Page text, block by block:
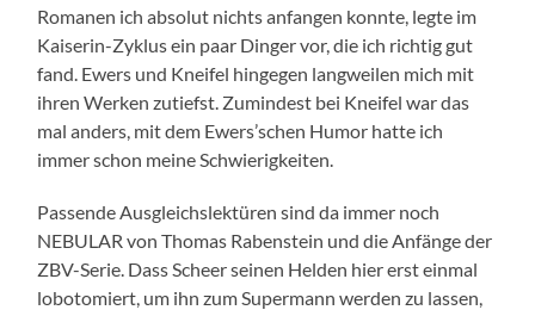
Romanen ich absolut nichts anfangen konnte, legte im
Kaiserin-Zyklus ein paar Dinger vor, die ich richtig gut
fand. Ewers und Kneifel hingegen langweilen mich mit
ihren Werken zutiefst. Zumindest bei Kneifel war das
mal anders, mit dem Ewers’schen Humor hatte ich
immer schon meine Schwierigkeiten.
Passende Ausgleichslektüren sind da immer noch
NEBULAR von Thomas Rabenstein und die Anfänge der
ZBV-Serie. Dass Scheer seinen Helden hier erst einmal
lobotomiert, um ihn zum Supermann werden zu lassen,